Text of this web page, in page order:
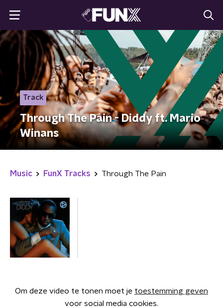
Track
Through The Pain - Diddy ft. Mario
Winans
Music FunX Tracks Through The Pain
Om deze video te tonen moet je toestemming geven
voor social media cookies.